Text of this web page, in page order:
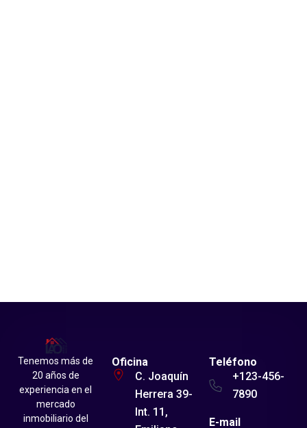
Tenemos más de
20 años de
experiencia en el
mercado
inmobiliario del
Oficina
C. Joaquín
Herrera 39-
Int. 11,
Teléfono
+123-456-
7890
E-mail